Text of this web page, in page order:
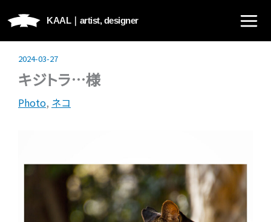
容
を
KAAL｜ artist, designer
2024-03-27
キジトラ…様
Photo, ネコ